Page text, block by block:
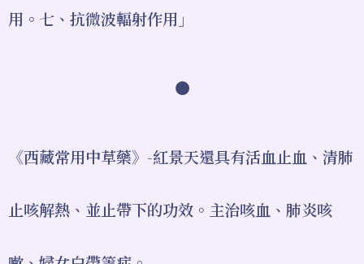
用。七、抗微波輻射作用」
●
《西藏常用中草藥》-紅景天還具有活血止血、清肺
止咳解熱、並止帶下的功效。主治咳血、肺炎咳